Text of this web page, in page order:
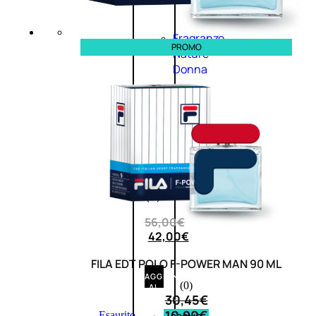
Fragranze
Nature
Donna
L’OCCITANE
VERBENA
0su
5
(0)
56,00€
42,00€
AGGIUNGI
AL
CARRELLO
PROMO
FILA EDT POLO F-POWER MAN 90 ML
(0)
30,45€